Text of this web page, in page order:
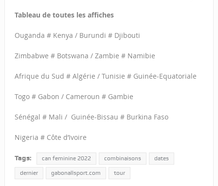
Tableau de toutes les affiches
Ouganda # Kenya / Burundi # Djibouti
Zimbabwe # Botswana / Zambie # Namibie
Afrique du Sud # Algérie / Tunisie # Guinée-Equatoriale
Togo # Gabon / Cameroun # Gambie
Sénégal # Mali / Guinée-Bissau # Burkina Faso
Nigeria # Côte d’Ivoire
Tags: can feminine 2022 combinaisons dates
dernier gabonallsport.com tour